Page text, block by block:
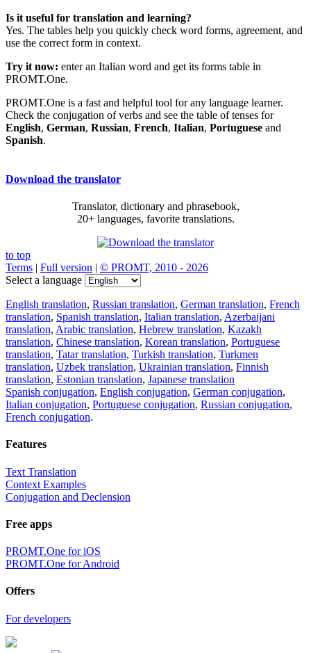
Is it useful for translation and learning?
Yes. The tables help you quickly check word forms, agreement, and
use the correct form in context.
Try it now: enter an Italian word and get its forms table in
PROMT.One.
PROMT.One is a fast and helpful tool for any language learner.
Check the conjugation of verbs and see the table of tenses for
English, German, Russian, French, Italian, Portuguese and
Spanish.
Download the translator
Translator, dictionary and phrasebook,
20+ languages, favorite translations.
to top
Terms | Full version | © PROMT, 2010 - 2026
Select a language
English translation, Russian translation, German translation, French
translation, Spanish translation, Italian translation, Azerbaijani
translation, Arabic translation, Hebrew translation, Kazakh
translation, Chinese translation, Korean translation, Portuguese
translation, Tatar translation, Turkish translation, Turkmen
translation, Uzbek translation, Ukrainian translation, Finnish
translation, Estonian translation, Japanese translation
Spanish conjugation, English conjugation, German conjugation,
Italian conjugation, Portuguese conjugation, Russian conjugation,
French conjugation.
Features
Text Translation
Context Examples
Conjugation and Declension
Free apps
PROMT.One for iOS
PROMT.One for Android
Offers
For developers